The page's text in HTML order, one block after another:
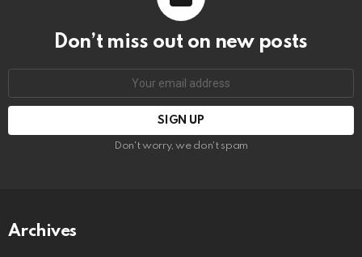
Don’t miss out on new posts
Don't worry, we don't spam
Archives